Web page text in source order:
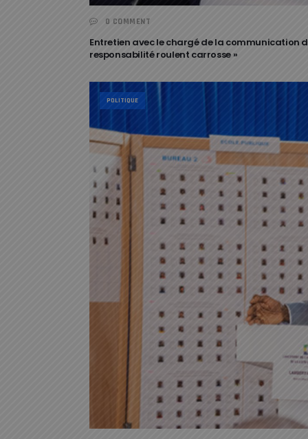
0 COMMENT
Entretien avec le chargé de la communication
responsabilité roulent carrosse »
POLITIQUE